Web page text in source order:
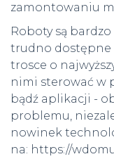
zamontowaniu
Roboty są
trudno dostępne
trosce o
nimi sterować w
bądź aplikacji -
problemu,
nowinek
na: https://